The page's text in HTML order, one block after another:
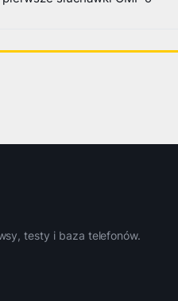
testy i baza telefonów.